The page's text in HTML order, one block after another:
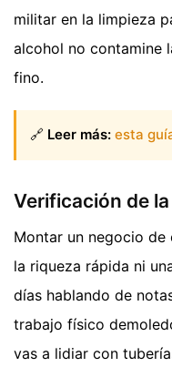
militar en la limpieza
alcohol no contamine
fino.
🔗 Leer más: esta
Verificación de
Montar un negocio de
la riqueza rápida ni
días hablando de
trabajo físico
vas a lidiar con